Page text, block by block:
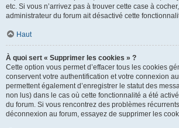
etc. Si vous n’arrivez pas à trouver cette case à
administrateur du forum ait désactivé cette
Haut
À quoi sert « Supprimer les cookies » ?
Cette option vous permet d’effacer tous les cookies
conservent votre authentification et votre connexion
permettent également d’enregistrer le statut des
non lus) dans le cas où cette fonctionnalité a été
du forum. Si vous rencontrez des problèmes
déconnexion au forum, essayez de supprimer les